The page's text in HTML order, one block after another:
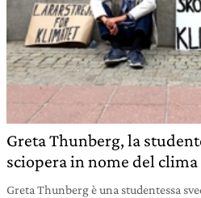
Greta Thunberg, la
sciopera in nome del clima
Greta Thunberg è una studentessa